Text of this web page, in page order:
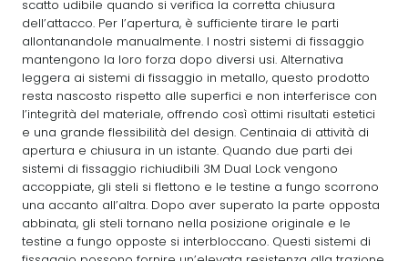
scatto udibile quando si verifica la corretta chiusura
dell’attacco. Per l’apertura, è sufficiente tirare le parti
allontanandole manualmente. I nostri sistemi di fissaggio
mantengono la loro forza dopo diversi usi. Alternativa
leggera ai sistemi di fissaggio in metallo, questo prodotto
resta nascosto rispetto alle superfici e non interferisce con
l’integrità del materiale, offrendo così ottimi risultati estetici
e una grande flessibilità del design. Centinaia di attività di
apertura e chiusura in un istante. Quando due parti dei
sistemi di fissaggio richiudibili 3M Dual Lock vengono
accoppiate, gli steli si flettono e le testine a fungo scorrono
una accanto all’altra. Dopo aver superato la parte opposta
abbinata, gli steli tornano nella posizione originale e le
testine a fungo opposte si interbloccano. Questi sistemi di